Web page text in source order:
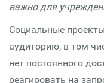
важно для
Социальные
аудиторию, в том
нет постоянного
реагировать на